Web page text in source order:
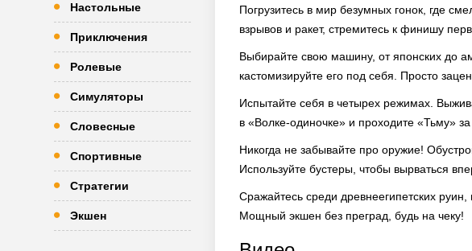
Настольные
Приключения
Ролевые
Симуляторы
Словесные
Спортивные
Стратегии
Экшен
Погрузитесь в мир безумных гонок, где
взрывов и ракет, стремитесь к финишу
Выбирайте свою машину, от японских до
кастомизируйте его под себя. Просто
Испытайте себя в четырех режимах.
в «Волке-одиночке» и проходите «Тьму» за
Никогда не забывайте про оружие!
Используйте бустеры, чтобы вырваться
Сражайтесь среди древнеегипетских
Мощный экшен без преград, будь на чеку!